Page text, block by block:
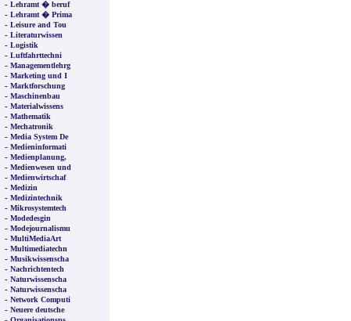
- Lehramt � beruf
- Lehramt � Prima
- Leisure and Tou
- Literaturwissen
- Logistik
- Luftfahrttechni
- Managementlehrg
- Marketing und I
- Marktforschung
- Maschinenbau
- Materialwissens
- Mathematik
- Mechatronik
- Media System De
- Medieninformati
- Medienplanung,
- Medienwesen und
- Medienwirtschaf
- Medizin
- Medizintechnik
- Mikrosystemtech
- Modedesgin
- Modejournalismu
- MultiMediaArt
- Multimediatechn
- Musikwissenscha
- Nachrichtentech
- Naturwissenscha
- Naturwissenscha
- Network Computi
- Neuere deutsche